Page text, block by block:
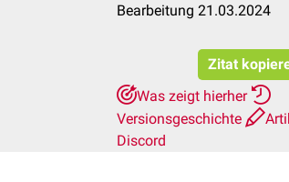
Bearbeitung 21.03.2024
Zitat
Was zeigt hierher
Versionsgeschichte
Discord